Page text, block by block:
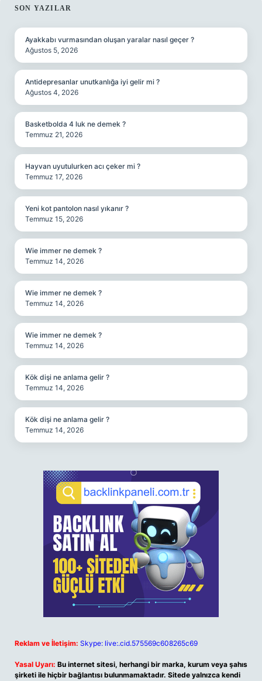
SIDEBAR
SON YAZILAR
Ayakkabı vurmasından oluşan yaralar nasıl geçer ?
Ağustos 5, 2026
Antidepresanlar unutkanlığa iyi gelir mi ?
Ağustos 4, 2026
Basketbolda 4 luk ne demek ?
Temmuz 21, 2026
Hayvan uyutulurken acı çeker mi ?
Temmuz 17, 2026
Yeni kot pantolon nasıl yıkanır ?
Temmuz 15, 2026
Wie immer ne demek ?
Temmuz 14, 2026
Wie immer ne demek ?
Temmuz 14, 2026
Wie immer ne demek ?
Temmuz 14, 2026
Kök dişi ne anlama gelir ?
Temmuz 14, 2026
Kök dişi ne anlama gelir ?
Temmuz 14, 2026
Reklam ve İletişim: Skype: live:.cid.575569c608265c69
Yasal Uyarı: Bu internet sitesi, herhangi bir marka, kurum veya şahıs
şirketi ile hiçbir bağlantısı bulunmamaktadır. Sitede yalnızca kendi